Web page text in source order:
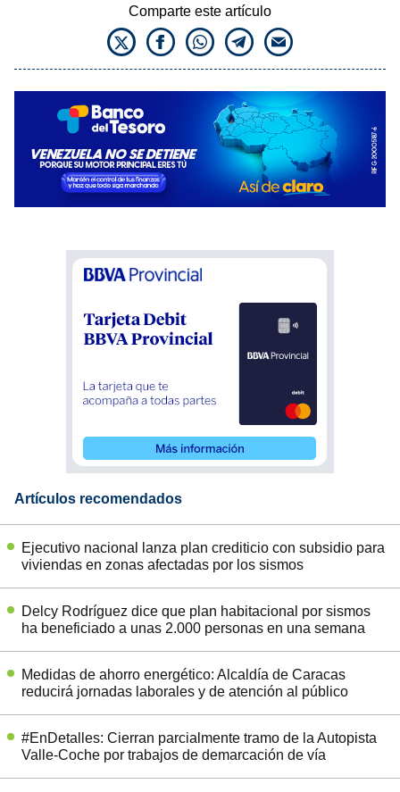
Comparte este artículo
Artículos recomendados
Ejecutivo nacional lanza plan crediticio con subsidio para
viviendas en zonas afectadas por los sismos
Delcy Rodríguez dice que plan habitacional por sismos
ha beneficiado a unas 2.000 personas en una semana
Medidas de ahorro energético: Alcaldía de Caracas
reducirá jornadas laborales y de atención al público
#EnDetalles: Cierran parcialmente tramo de la Autopista
Valle-Coche por trabajos de demarcación de vía